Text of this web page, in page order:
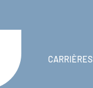
CARRIÈRES